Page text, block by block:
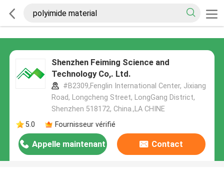
Shenzhen Feiming Science and
Technology Co,. Ltd.
#B2309,Fenglin International Center, Jixiang
Road, Longcheng Street, LongGang District,
Shenzhen 518172, China.,LA CHINE
5.0
Fournisseur vérifié
Appelle maintenant Contact